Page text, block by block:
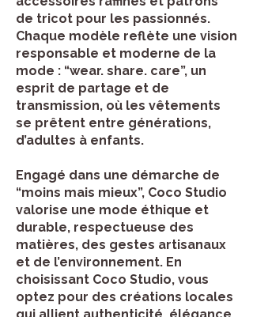
de tricot pour les passionnés.
Chaque modèle reflète une vision
responsable et moderne de la
mode : “wear. share. care”, un
esprit de partage et de
transmission, où les vêtements
se prêtent entre générations,
d’adultes à enfants.
Engagé dans une démarche de
“moins mais mieux”, Coco Studio
valorise une mode éthique et
durable, respectueuse des
matières, des gestes artisanaux
et de l’environnement. En
choisissant Coco Studio, vous
optez pour des créations locales